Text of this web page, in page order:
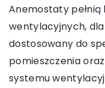
Anemostaty
wentylacyjnych,
dostosowany do
pomieszczenia
systemu